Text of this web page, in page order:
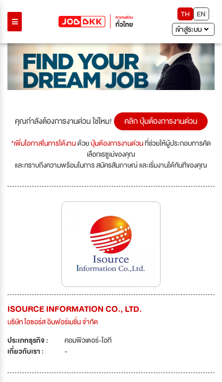
TH
EN
เข้าสู่ระบบ
คุณกำลังต้องการงานด่วน ใช่ไหม! คลิก ปุ่มต้องการงานด่วน
*เพิ่มโอกาสในการได้งานด้วยปุ่มต้องการงานด่วนที่ช่วยให้ผู้ประกอบการคัด
เลือกเรซูเม่ของคุณ
และทราบถึงความพร้อมในการ สมัครสัมภาษณ์ และเริ่มงานได้ทันทีของคุณ
ISOURCE INFORMATION CO., LTD.
บริษัท ไอซอร์ส อินฟอร์เมชั่น จำกัด
ประเภทธุรกิจ :
คอมพิวเตอร์-ไอที
เกี่ยวกับเรา :
-